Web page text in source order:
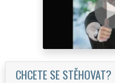
CHCETE SE STĚHOVAT?